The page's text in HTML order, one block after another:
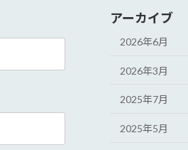
アーカイブ
2026年6月
2026年3月
2025年7月
2025年5月